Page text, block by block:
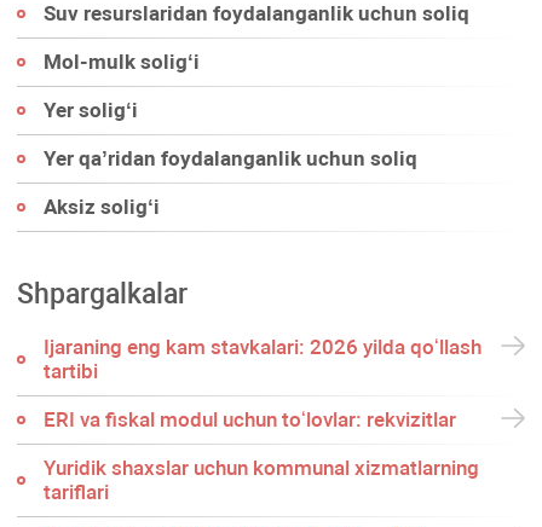
Suv resurslaridan foydalanganlik uchun soliq
Mol-mulk soligʻi
Yer soligʻi
Yer qa’ridan foydalanganlik uchun soliq
Aksiz soligʻi
Shpargalkalar
Ijaraning eng kam stavkalari: 2026 yilda qoʻllash
tartibi
ERI va fiskal modul uchun toʻlovlar: rekvizitlar
Yuridik shaхslar uchun kommunal хizmatlarning
tariflari